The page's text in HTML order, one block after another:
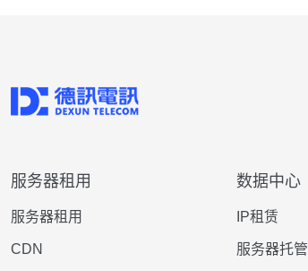
服务器租用
服务器租用
CDN
数据中心
IP租赁
服务器托管